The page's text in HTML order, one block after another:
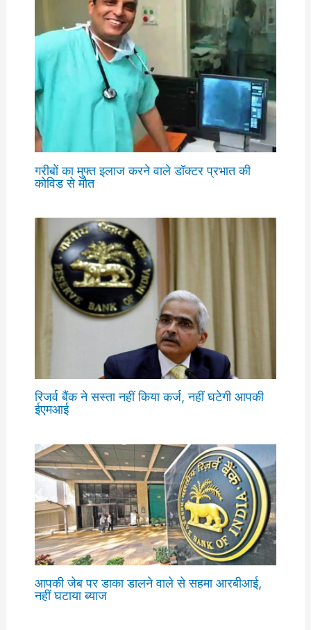
गरीबों का मुफ्त इलाज करने वाले डॉक्टर प्रभात की
कोविड से मौत
रिजर्व बैंक ने सस्ता नहीं किया कर्ज, नहीं घटेगी आपकी
ईएमआई
आपकी जेब पर डाका डालने वाले से सहमा आरबीआई,
नहीं घटाया ब्याज